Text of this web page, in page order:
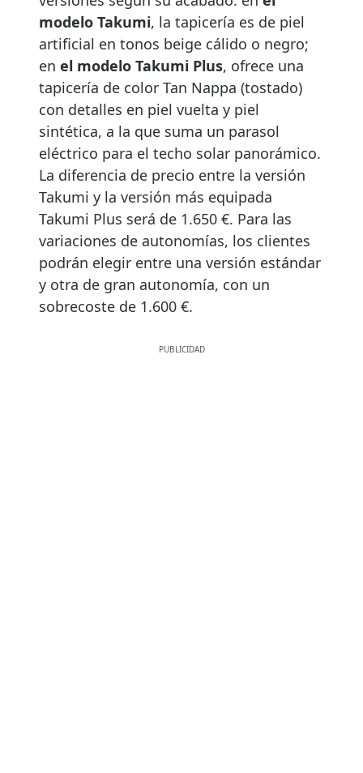
modelo Takumi, la tapicería es de piel
artificial en tonos beige cálido o negro;
en el modelo Takumi Plus, ofrece una
tapicería de color Tan Nappa (tostado)
con detalles en piel vuelta y piel
sintética, a la que suma un parasol
eléctrico para el techo solar panorámico.
La diferencia de precio entre la versión
Takumi y la versión más equipada
Takumi Plus será de 1.650 €. Para las
variaciones de autonomías, los clientes
podrán elegir entre una versión estándar
y otra de gran autonomía, con un
sobrecoste de 1.600 €.